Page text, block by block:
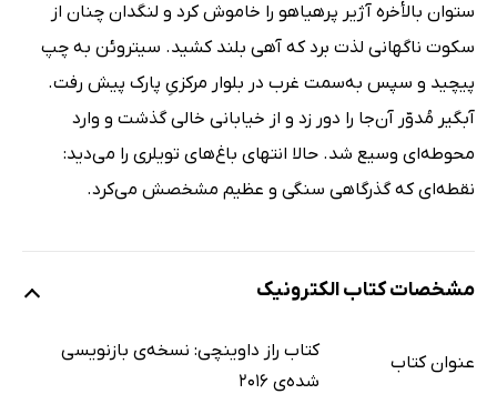
ستوان بالأخره آژیر پرهیاهو را خاموش کرد و لنگدان چنان از
سکوت ناگهانی لذت برد که آهی بلند کشید. سیتروئن به چپ
پیچید و سپس به‌سمت غرب در بلوار مرکزیِ پارک پیش رفت.
آبگیر مُدوّر آن‌جا را دور زد و از خیابانی خالی گذشت و وارد
محوطه‌ای وسیع شد. حالا انتهای باغ‌های تویلری را می‌دید:
نقطه‌ای که گذرگاهی سنگی و عظیم مشخصش می‌کرد.
مشخصات کتاب الکترونیک
عنوان کتاب
کتاب راز داوینچی: نسخه‌ی بازنویسی
شده‌ی 2016